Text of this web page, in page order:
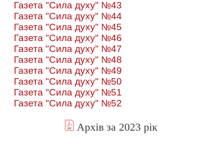
Газета "Сила духу" №43
Газета "Сила духу" №44
Газета "Сила духу" №45
Газета "Сила духу" №46
Газета "Сила духу" №47
Газета "Сила духу" №48
Газета "Сила духу" №49
Газета "Сила духу" №50
Газета "Сила духу" №51
Газета "Сила духу" №52
Архів за 2023 рік